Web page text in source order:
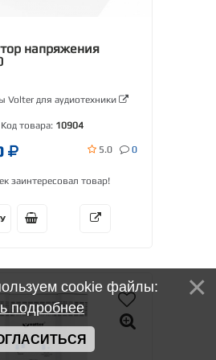
напряжения
Volter для аудиотехники
товара: 10904
5.0 0
заинтересовал товар!
cookie файлы:
подробнее